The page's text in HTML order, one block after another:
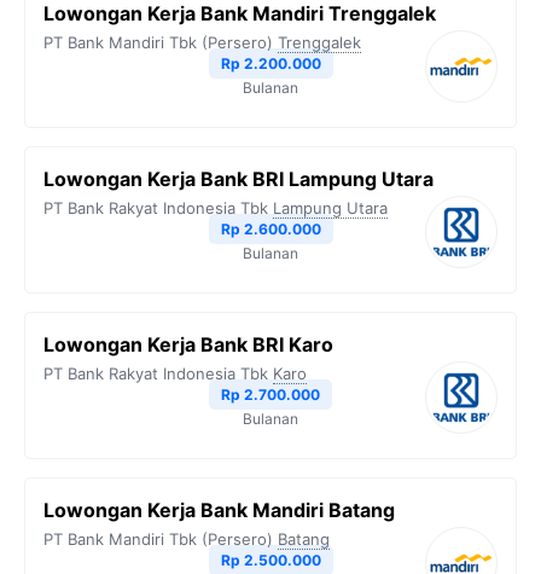
o
e
r
A
n
k
Lowongan Kerja Bank Mandiri Trenggalek
PT Bank Mandiri Tbk (Persero) Trenggalek
Rp 2.200.000
Bulanan
Lowongan Kerja Bank BRI Lampung Utara
PT Bank Rakyat Indonesia Tbk Lampung Utara
Rp 2.600.000
Bulanan
Lowongan Kerja Bank BRI Karo
PT Bank Rakyat Indonesia Tbk Karo
Rp 2.700.000
Bulanan
Lowongan Kerja Bank Mandiri Batang
PT Bank Mandiri Tbk (Persero) Batang
Rp 2.500.000